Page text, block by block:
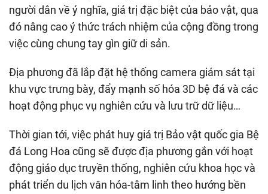
người dân về ý nghĩa, giá trị đặc biệt của bảo vật, qua
đó nâng cao ý thức trách nhiệm của cộng đồng trong
việc cùng chung tay gìn giữ di sản.
Địa phương đã lắp đặt hệ thống camera giám sát tại
khu vực trưng bày, đẩy mạnh số hóa 3D bệ đá và các
hoạt động phục vụ nghiên cứu và lưu trữ dữ liệu…
Thời gian tới, việc phát huy giá trị Bảo vật quốc gia Bệ
đá Long Hoa cũng sẽ được địa phương gắn với hoạt
động giáo dục truyền thống, nghiên cứu khoa học và
phát triển du lịch văn hóa-tâm linh theo hướng bền